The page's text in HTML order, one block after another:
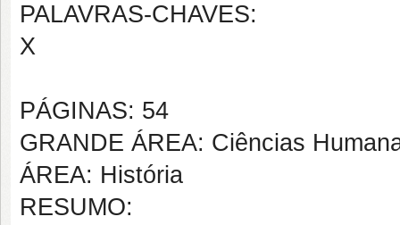
PALAVRAS-CHAVES:
X
PÁGINAS: 54
GRANDE ÁREA: Ciências
ÁREA: História
RESUMO: